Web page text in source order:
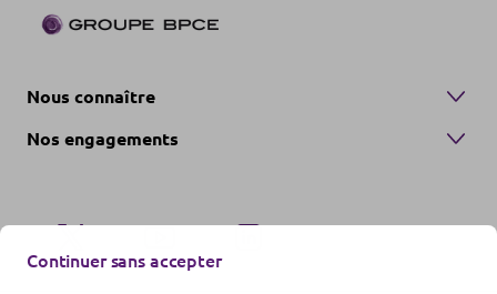
Nous connaître
Nos engagements
Continuer sans accepter